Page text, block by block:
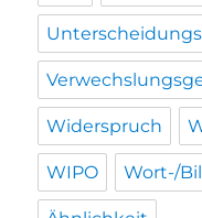
Widerspruch
WIPO Wort-/